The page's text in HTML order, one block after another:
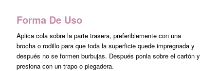
Forma De Uso
Aplica cola sobre la parte trasera, preferiblemente con una
brocha o rodillo para que toda la superficie quede impregnada y
después no se formen burbujas. Después ponla sobre el cartón y
presiona con un trapo o plegadera.